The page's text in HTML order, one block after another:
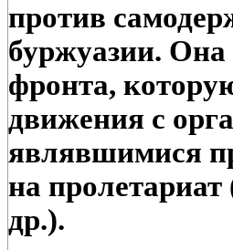
против
буржуазии. Она
фронта,
движения с
являвшимися
на
др.).